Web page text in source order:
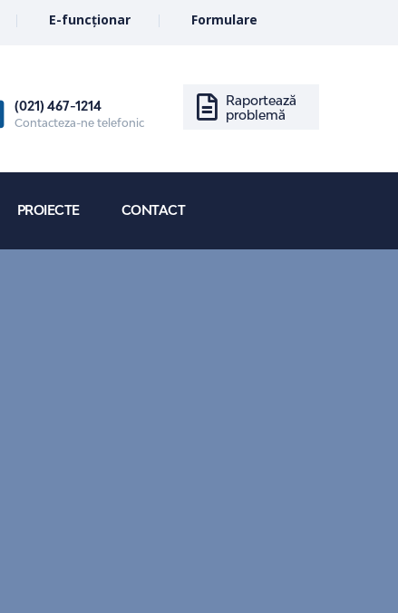
E-funcționar Formulare
(021) 467-1214
Contacteza-ne telefonic
Raportează
problemă
PROIECTE CONTACT